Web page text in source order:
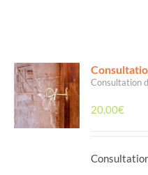
Consultation
20,00€